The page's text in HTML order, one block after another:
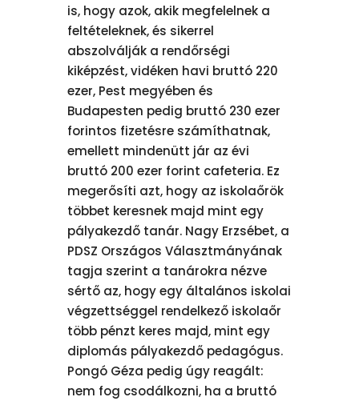
is, hogy azok, akik megfelelnek a
feltételeknek, és sikerrel
abszolválják a rendőrségi
kiképzést, vidéken havi bruttó 220
ezer, Pest megyében és
Budapesten pedig bruttó 230 ezer
forintos fizetésre számíthatnak,
emellett mindenütt jár az évi
bruttó 200 ezer forint cafeteria. Ez
megerősíti azt, hogy az iskolaőrök
többet keresnek majd mint egy
pályakezdő tanár. Nagy Erzsébet, a
PDSZ Országos Választmányának
tagja szerint a tanárokra nézve
sértő az, hogy egy általános iskolai
végzettséggel rendelkező iskolaőr
több pénzt keres majd, mint egy
diplomás pályakezdő pedagógus.
Pongó Géza pedig úgy reagált:
nem fog csodálkozni, ha a bruttó